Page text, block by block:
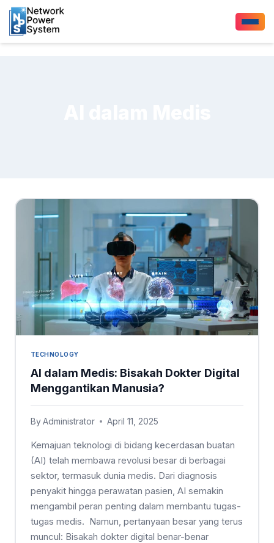
TECHNOLOGY
AI dalam Medis: Bisakah Dokter Digital
Menggantikan Manusia?
ByAdministrator April 11, 2025
Kemajuan teknologi di bidang kecerdasan buatan
(AI) telah membawa revolusi besar di berbagai
sektor, termasuk dunia medis. Dari diagnosis
penyakit hingga perawatan pasien, AI semakin
mengambil peran penting dalam membantu tugas-
tugas medis. Namun, pertanyaan besar yang terus
muncul: Bisakah dokter digital benar-benar